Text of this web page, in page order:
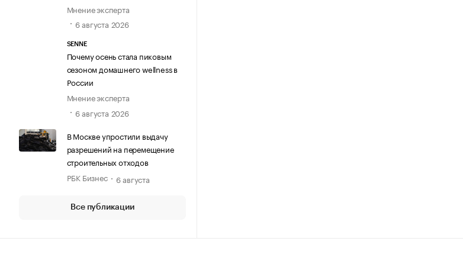
Мнение эксперта
6 августа 2026
SENNE
Почему осень стала пиковым
сезоном домашнего wellness в
России
Мнение эксперта
6 августа 2026
В Москве упростили выдачу
разрешений на перемещение
строительных отходов
РБК Бизнес
6 августа
Все публикации